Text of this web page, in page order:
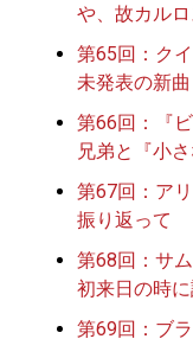
や、故カル
第65回：ク
未発表の新曲
第66回：『
兄弟と『小
第67回：ア
振り返って
第68回：サ
初来日の時
第69回：ブ